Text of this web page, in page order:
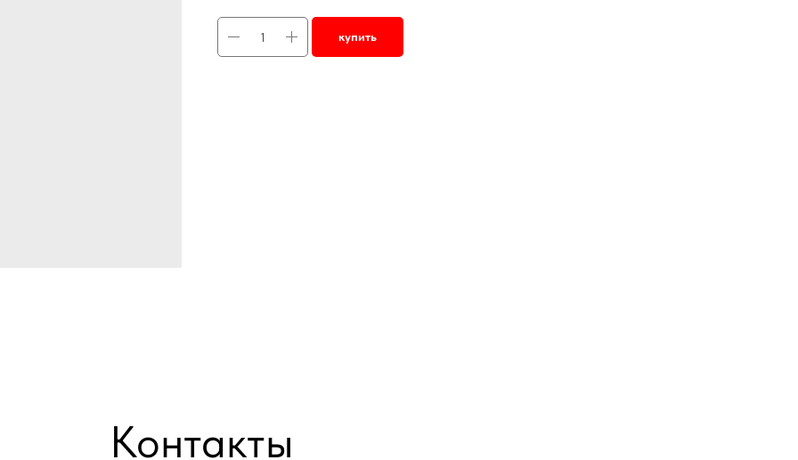
купить
Контакты